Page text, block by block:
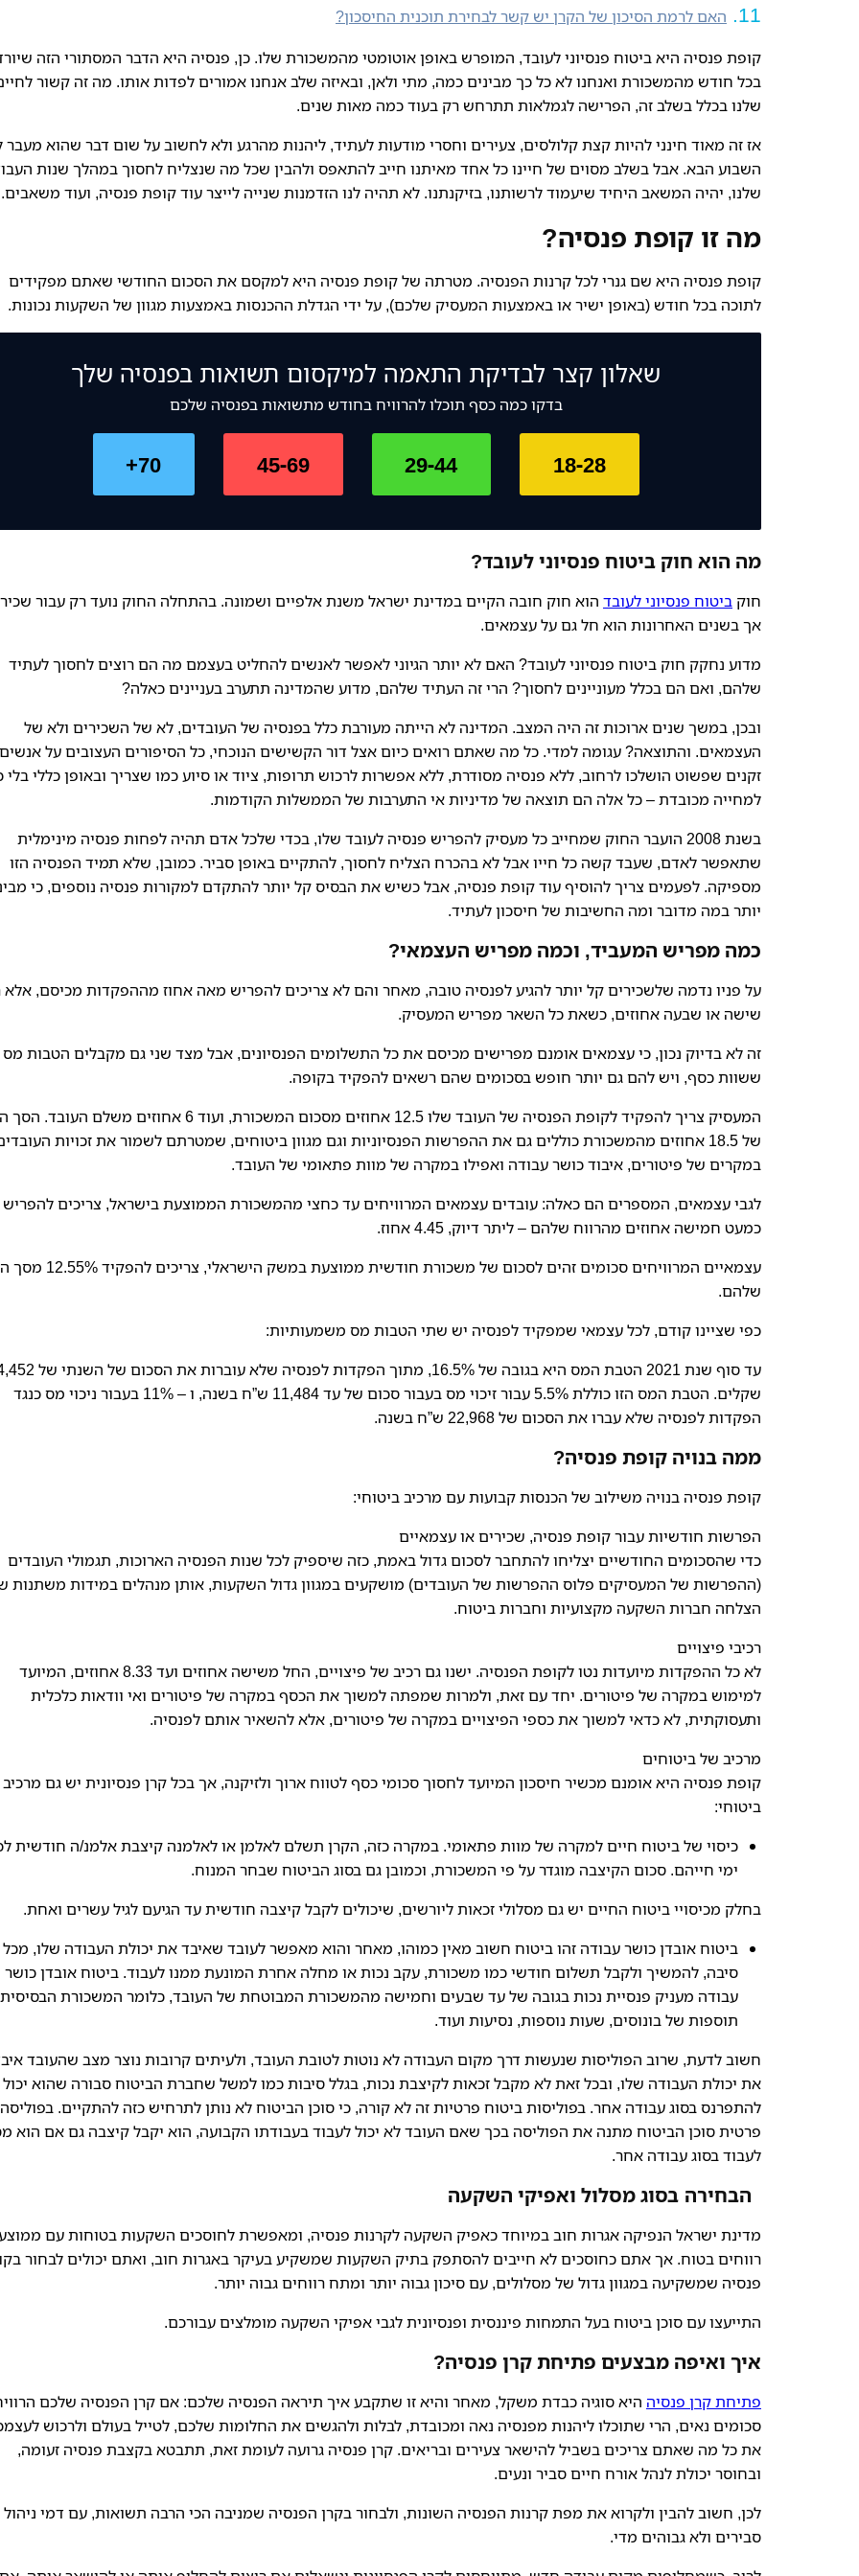
האם לרמת הסיכון של הקרן יש קשר לבחירת תוכנית החיסכון?
קופת פנסיה היא ביטוח פנסיוני לעובד, המופרש באופן אוטומטי מהמשכורת שלו. כן, פנסיה היא הדבר המסתורי הזה
בכל חודש מהמשכורת ואנחנו לא כל כך מבינים כמה, מתי ולאן, ובאיזה שלב אנחנו אמורים לפדות אותו. מה זה קשור
שלנו בכלל בשלב זה, הפרישה לגמלאות תתרחש רק בעוד כמה מאות שנים.
אז זה מאוד חינני להיות קצת קלולסים, צעירים וחסרי מודעות לעתיד, ליהנות מהרגע ולא לחשוב על שום דבר שהוא מעבר
השבוע הבא. אבל בשלב מסוים של חיינו כל אחד מאיתנו חייב להתאפס ולהבין שכל מה שנצליח לחסוך במהלך שנות
שלנו, יהיה המשאב היחיד שיעמוד לרשותנו, בזיקנתנו. לא תהיה לנו הזדמנות שנייה לייצר עוד קופת פנסיה, ועוד משאבים.
מה זו קופת פנסיה?
קופת פנסיה היא שם גנרי לכל קרנות הפנסיה. מטרתה של קופת פנסיה היא למקסם את הסכום החודשי שאתם מפקידים
לתוכה בכל חודש (באופן ישיר או באמצעות המעסיק שלכם), על ידי הגדלת ההכנסות באמצעות מגוון של השקעות נכונות.
שאלון קצר לבדיקת התאמה למיקסום תשואות בפנסיה שלך
בדקו כמה כסף תוכלו להרוויח בחודש מתשואות בפנסיה שלכם
18-28
29-44
45-69
70+
מה הוא חוק ביטוח פנסיוני לעובד?
חוק ביטוח פנסיוני לעובד הוא חוק חובה הקיים במדינת ישראל משנת אלפיים ושמונה. בהתחלה החוק נועד רק עבור
אך בשנים האחרונות הוא חל גם על עצמאים.
מדוע נחקק חוק ביטוח פנסיוני לעובד? האם לא יותר הגיוני לאפשר לאנשים להחליט בעצמם מה הם רוצים לחסוך לעתיד
שלהם, ואם הם בכלל מעוניינים לחסוך? הרי זה העתיד שלהם, מדוע שהמדינה תתערב בעניינים כאלה?
ובכן, במשך שנים ארוכות זה היה המצב. המדינה לא הייתה מעורבת כלל בפנסיה של העובדים, לא של השכירים ולא של
העצמאים. והתוצאה? עגומה למדי. כל מה שאתם רואים כיום אצל דור הקשישים הנוכחי, כל הסיפורים העצובים על אנשים
זקנים שפשוט הושלכו לרחוב, ללא פנסיה מסודרת, ללא אפשרות לרכוש תרופות, ציוד או סיוע כמו שצריך ובאופן כללי בלי
למחייה מכובדת – כל אלה הם תוצאה של מדיניות אי התערבות של הממשלות הקודמות.
בשנת 2008 הועבר החוק שמחייב כל מעסיק להפריש פנסיה לעובד שלו, בכדי שלכל אדם תהיה לפחות פנסיה מינימלית
שתאפשר לאדם, שעבד קשה כל חייו אבל לא בהכרח הצליח לחסוך, להתקיים באופן סביר. כמובן, שלא תמיד הפנסיה הזו
מספיקה. לפעמים צריך להוסיף עוד קופת פנסיה, אבל כשיש את הבסיס קל יותר להתקדם למקורות פנסיה נוספים, כי
יותר במה מדובר ומה החשיבות של חיסכון לעתיד.
כמה מפריש המעביד, וכמה מפריש העצמאי?
על פניו נדמה שלשכירים קל יותר להגיע לפנסיה טובה, מאחר והם לא צריכים להפריש מאה אחוז מההפקדות מכיסם, אלא
שישה או שבעה אחוזים, כשאת כל השאר מפריש המעסיק.
זה לא בדיוק נכון, כי עצמאים אומנם מפרישים מכיסם את כל התשלומים הפנסיונים, אבל מצד שני גם מקבלים הטבות מס
ששוות כסף, ויש להם גם יותר חופש בסכומים שהם רשאים להפקיד בקופה.
המעסיק צריך להפקיד לקופת הפנסיה של העובד שלו 12.5 אחוזים מסכום המשכורת, ועוד 6 אחוזים
של 18.5 אחוזים מהמשכורת כוללים גם את ההפרשות הפנסיוניות וגם מגוון ביטוחים, שמטרתם לשמור את זכויות
במקרים של פיטורים, איבוד כושר עבודה ואפילו במקרה של מוות פתאומי של העובד.
לגבי עצמאים, המספרים הם כאלה: עובדים עצמאים המרוויחים עד כחצי מהמשכורת הממוצעת בישראל, צריכים להפריש
כמעט חמישה אחוזים מהרווח שלהם – ליתר דיוק, 4.45 אחוז.
עצמאיים המרוויחים סכומים זהים לסכום של משכורת חודשית
שלהם.
כפי שציינו קודם, לכל עצמאי שמפקיד לפנסיה יש שתי הטבות מס משמעותיות:
עד סוף שנת 2021 הטבת המס היא בגובה של 16.5%, מתוך הפקדות לפנסיה
שקלים. הטבת המס הזו כוללת 5.5% עבור זיכוי מס בעבור סכום של עד 11,484 ש”ח בשנה, ו – 11% בעבור ניכוי מס כנגד
הפקדות לפנסיה שלא עברו את הסכום של 22,968 ש”ח בשנה.
ממה בנויה קופת פנסיה?
קופת פנסיה בנויה משילוב של הכנסות קבועות עם מרכיב ביטוחי:
הפרשות חודשיות עבור קופת פנסיה, שכירים או עצמאיים
כדי שהסכומים החודשיים יצליחו להתחבר לסכום גדול באמת, כזה שיספיק לכל שנות הפנסיה הארוכות, תגמולי העובדים
(ההפרשות של המעסיקים פלוס ההפרשות של העובדים) מושקעים במגוון גדול השקעות, אותן מנהלים במידות משתנות
הצלחה חברות השקעה מקצועיות וחברות ביטוח.
רכיבי פיצויים
לא כל ההפקדות מיועדות נטו לקופת הפנסיה. ישנו גם רכיב של פיצויים, החל משישה אחוזים ועד 8.33 אחוזים, המיועד
למימוש במקרה של פיטורים. יחד עם זאת, ולמרות שמפתה למשוך את הכסף במקרה של פיטורים ואי וודאות כלכלית
ותעסוקתית, לא כדאי למשוך את כספי הפיצויים במקרה של פיטורים, אלא להשאיר אותם לפנסיה.
מרכיב של ביטוחים
קופת פנסיה היא אומנם מכשיר חיסכון המיועד לחסוך סכומי כסף לטווח ארוך ולזיקנה, אך בכל קרן פנסיונית יש גם מרכיב
ביטוחי:
כיסוי של ביטוח חיים למקרה של מוות פתאומי. במקרה כזה, הקרן תשלם לאלמן או לאלמנה קיצבת אלמנ/ה חודשית
ימי חייהם. סכום הקיצבה מוגדר על פי המשכורת, וכמובן גם בסוג הביטוח שבחר המנוח.
בחלק מכיסויי ביטוח החיים יש גם מסלולי זכאות ליורשים, שיכולים לקבל קיצבה חודשית עד הגיעם לגיל עשרים ואחת.
ביטוח אובדן כושר עבודה זהו ביטוח חשוב מאין כמוהו, מאחר והוא מאפשר לעובד שאיבד את יכולת העבודה שלו, מכל
סיבה, להמשיך ולקבל תשלום חודשי כמו משכורת, עקב נכות או מחלה אחרת המונעת ממנו לעבוד. ביטוח אובדן כושר
עבודה מעניק פנסיית נכות בגובה של עד שבעים וחמישה מהמשכורת המבוטחת של העובד, כלומר המשכורת
תוספות של בונוסים, שעות נוספות, נסיעות ועוד.
חשוב לדעת, שרוב הפוליסות שנעשות דרך מקום העבודה לא נוטות לטובת העובד, ולעיתים קרובות נוצר מצב שהעובד
את יכולת העבודה שלו, ובכל זאת לא מקבל זכאות לקיצבת נכות, בגלל סיבות כמו למשל שחברת הביטוח סבורה שהוא יכול
להתפרנס בסוג עבודה אחר. בפוליסות ביטוח פרטיות זה לא קורה, כי סוכן הביטוח לא נותן לתרחיש כזה להתקיים. בפוליסה
פרטית סוכן הביטוח מתנה את הפוליסה בכך שאם העובד לא יכול לעבוד בעבודתו הקבועה, הוא יקבל קיצבה גם אם הוא
לעבוד בסוג עבודה אחר.
הבחירה בסוג מסלול ואפיקי השקעה
מדינת ישראל הנפיקה אגרות חוב במיוחד כאפיק השקעה לקרנות פנסיה, ומאפשרת לחוסכים השקעות בטוחות עם ממוצע
רווחים בטוח. אך אתם כחוסכים לא חייבים להסתפק בתיק השקעות שמשקיע בעיקר באגרות חוב, ואתם יכולים לבחור
פנסיה שמשקיעה במגוון גדול של מסלולים, עם סיכון גבוה יותר ומתח רווחים גבוה יותר.
התייעצו עם סוכן ביטוח בעל התמחות פיננסית ופנסיונית לגבי אפיקי השקעה מומלצים עבורכם.
איך ואיפה מבצעים פתיחת קרן פנסיה?
פתיחת קרן פנסיה היא סוגיה כבדת משקל, מאחר והיא זו שתקבע איך תיראה הפנסיה שלכם: אם קרן הפנסיה שלכם
סכומים נאים, הרי שתוכלו ליהנות מפנסיה נאה ומכובדת, לבלות ולהגשים את החלומות שלכם, לטייל בעולם ולרכוש
את כל מה שאתם צריכים בשביל להישאר צעירים ובריאים. קרן פנסיה גרועה לעומת זאת, תתבטא בקצבת פנסיה זעומה,
ובחוסר יכולת לנהל אורח חיים סביר ונעים.
לכן, חשוב להבין ולקרוא את מפת קרנות הפנסיה השונות, ולבחור בקרן הפנסיה שמניבה הכי הרבה תשואות, עם דמי ניהול
סבירים ולא גבוהים מדי.